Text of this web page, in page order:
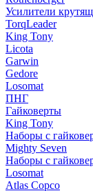
Усилители
TorqLeader
King Tony
Licota
Garwin
Gedore
Losomat
ПНГ
Гайковерты
King Tony
Наборы с
Mighty Seven
Наборы с
Losomat
Atlas Copco